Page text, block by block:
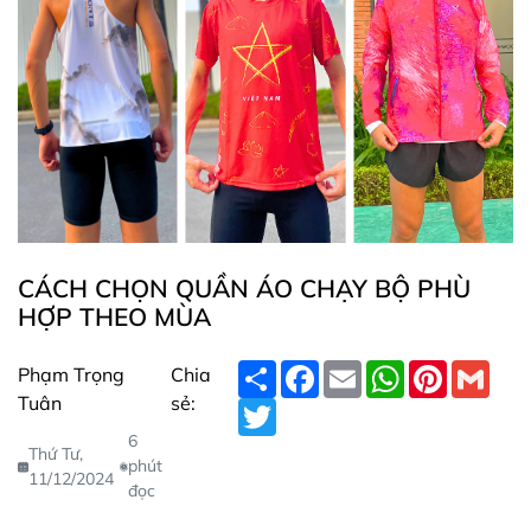
CÁCH CHỌN QUẦN ÁO CHẠY BỘ PHÙ
HỢP THEO MÙA
Phạm Trọng
Tuân
Thứ Tư,
11/12/2024
6
phút
đọc
Chia
sẻ:
S
h
a
r
F
a
E
m
W
h
P
i
G
m
T
w